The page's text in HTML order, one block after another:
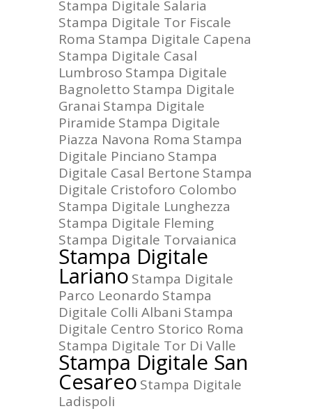
Stampa Digitale Salaria
Stampa Digitale Tor Fiscale
Roma Stampa Digitale Capena
Stampa Digitale Casal
Lumbroso Stampa Digitale
Bagnoletto Stampa Digitale
Granai Stampa Digitale
Piramide Stampa Digitale
Piazza Navona Roma Stampa
Digitale Pinciano Stampa
Digitale Casal Bertone Stampa
Digitale Cristoforo Colombo
Stampa Digitale Lunghezza
Stampa Digitale Fleming
Stampa Digitale Torvaianica
Stampa Digitale
Lariano Stampa Digitale
Parco Leonardo Stampa
Digitale Colli Albani Stampa
Digitale Centro Storico Roma
Stampa Digitale Tor Di Valle
Stampa Digitale San
Cesareo Stampa Digitale
Ladispoli